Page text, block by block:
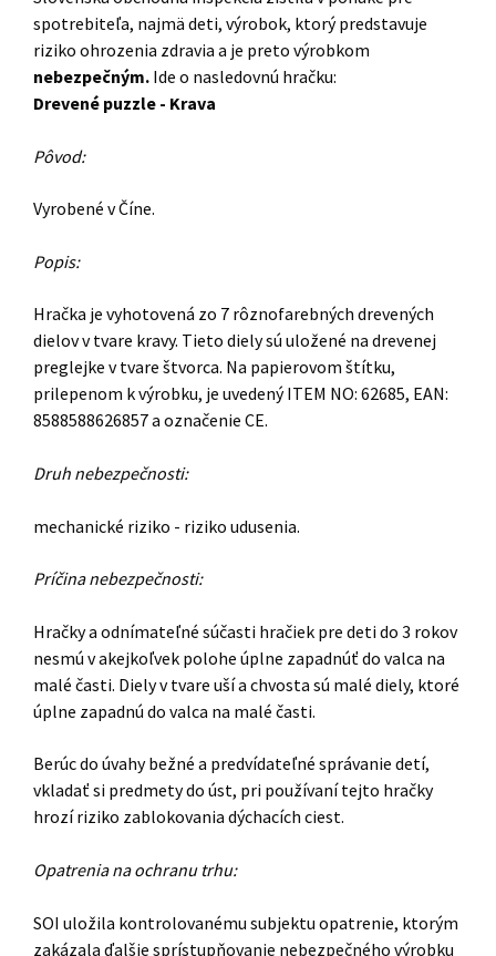
spotrebiteľa, najmä deti, výrobok, ktorý predstavuje
riziko ohrozenia zdravia a je preto výrobkom
nebezpečným. Ide o nasledovnú hračku:
Drevené puzzle - Krava
Pôvod:
Vyrobené v Číne.
Popis:
Hračka je vyhotovená zo 7 rôznofarebných drevených
dielov v tvare kravy. Tieto diely sú uložené na drevenej
preglejke v tvare štvorca. Na papierovom štítku,
prilepenom k výrobku, je uvedený ITEM NO: 62685, EAN:
8588588626857 a označenie CE.
Druh nebezpečnosti:
mechanické riziko - riziko udusenia.
Príčina nebezpečnosti:
Hračky a odnímateľné súčasti hračiek pre deti do 3 rokov
nesmú v akejkoľvek polohe úplne zapadnúť do valca na
malé časti. Diely v tvare uší a chvosta sú malé diely, ktoré
úplne zapadnú do valca na malé časti.
Berúc do úvahy bežné a predvídateľné správanie detí,
vkladať si predmety do úst, pri používaní tejto hračky
hrozí riziko zablokovania dýchacích ciest.
Opatrenia na ochranu trhu:
SOI uložila kontrolovanému subjektu opatrenie, ktorým
zakázala ďalšie sprístupňovanie nebezpečného výrobku